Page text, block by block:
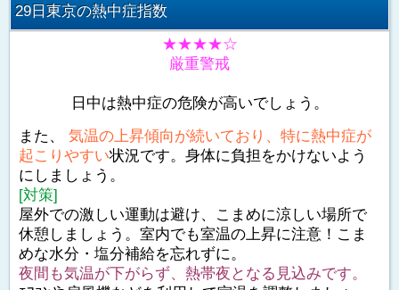
29日東京の熱中症指数
★★★★☆
厳重警戒
日中は熱中症の危険が高いでしょう。
また、 気温の上昇傾向が続いており、特に熱中症が
起こりやすい状況です。身体に負担をかけないよう
にしましょう。
[対策]
屋外での激しい運動は避け、こまめに涼しい場所で
休憩しましょう。室内でも室温の上昇に注意！こま
めな水分・塩分補給を忘れずに。
夜間も気温が下がらず、熱帯夜となる見込みです。